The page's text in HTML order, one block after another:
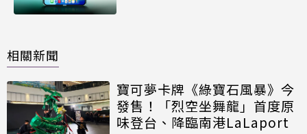
相關新聞
寶可夢卡牌《綠寶石風暴》今
發售！「烈空坐舞龍」首度原
味登台、降臨南港LaLaport